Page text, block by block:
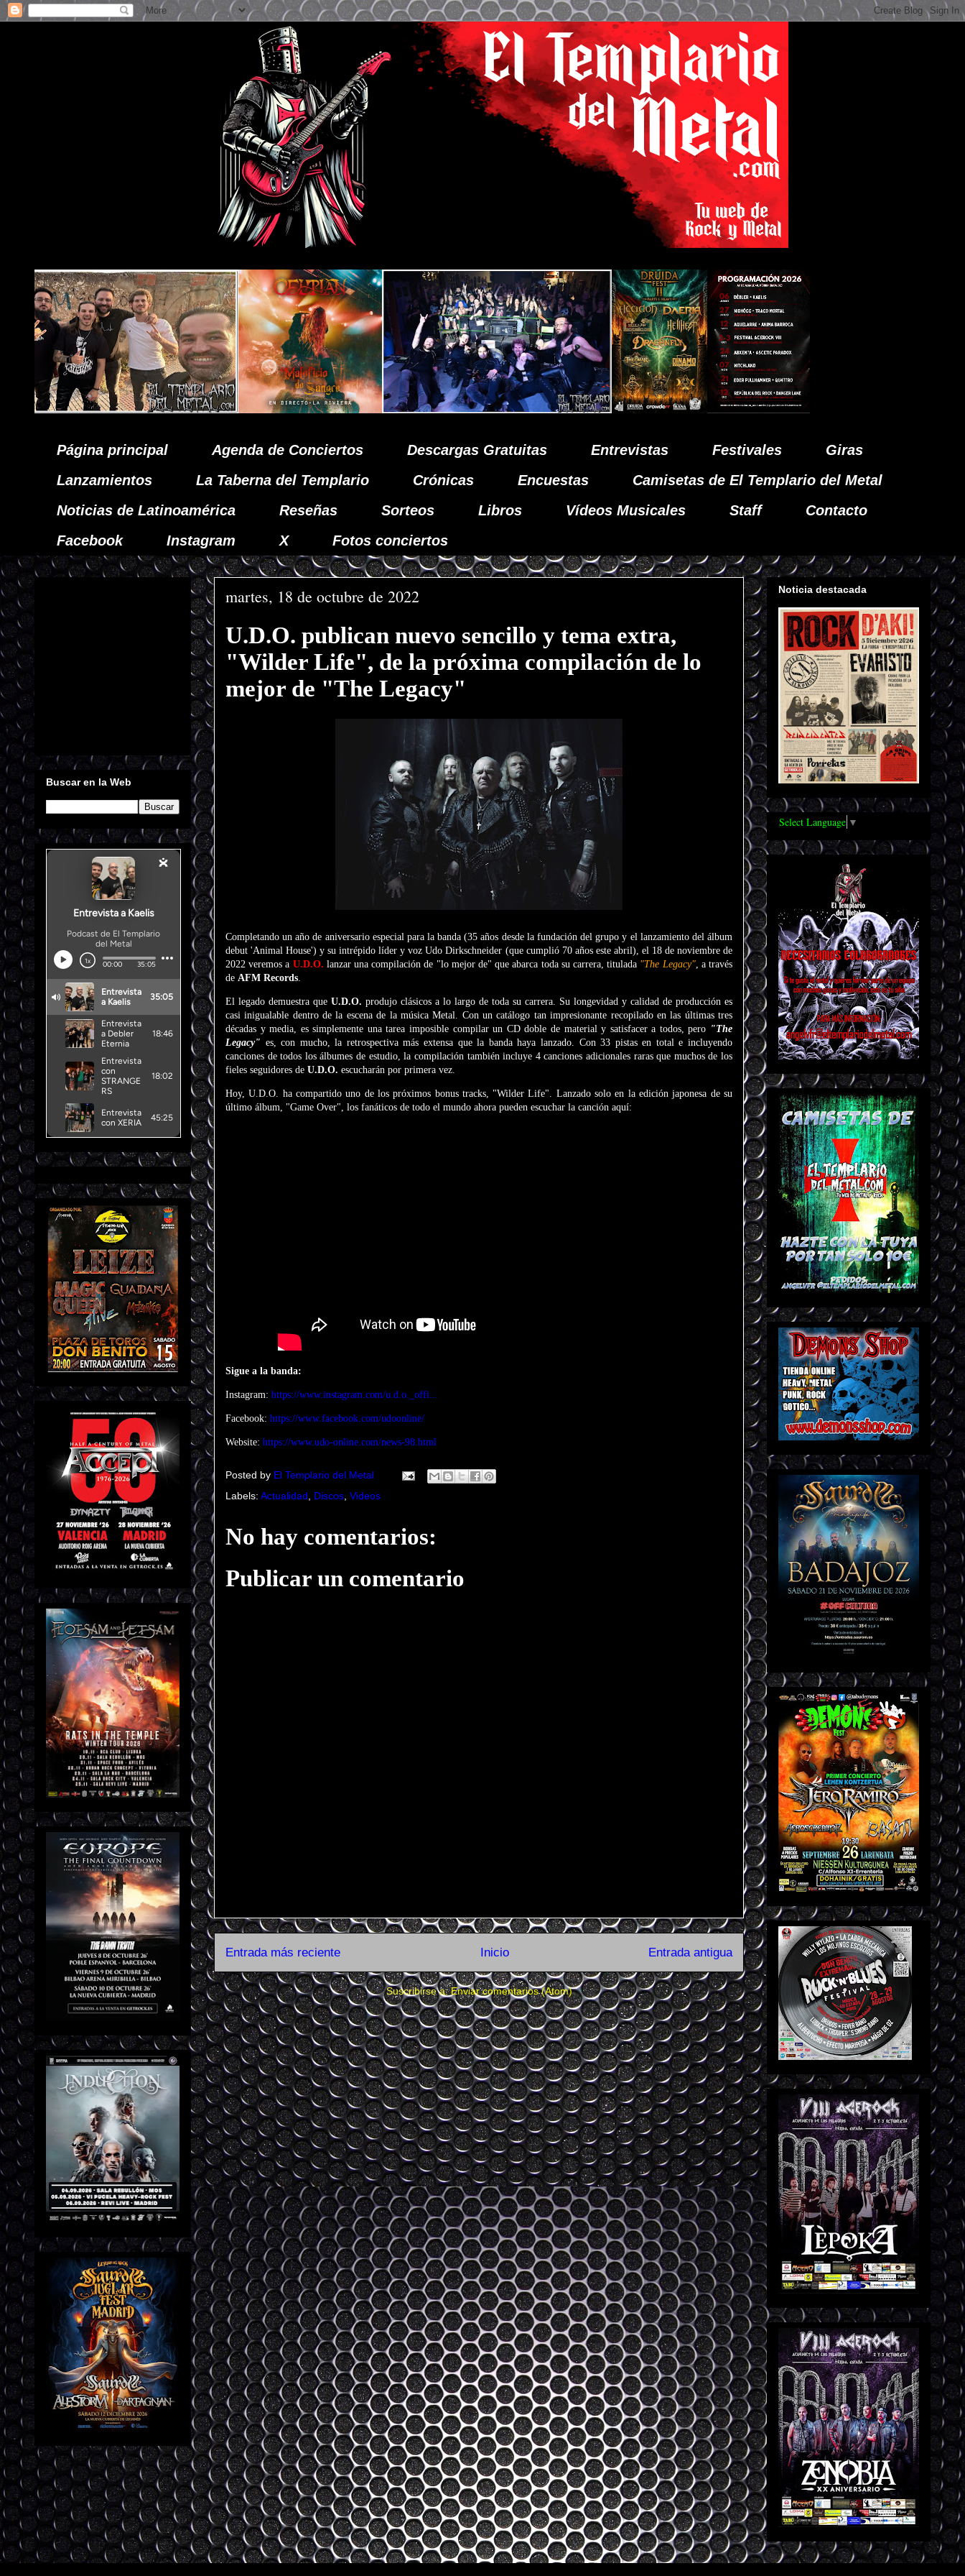
Página principal Agenda de Conciertos Descargas Gratuitas Entrevistas Festivales
Giras
Lanzamientos
La Taberna del Templario Crónicas Encuestas
Camisetas de El Templario del Metal
Noticias de Latinoamérica
Reseñas Sorteos Libros Vídeos Musicales Staff
Contacto
Facebook
Instagram X Fotos conciertos
martes, 18 de octubre de 2022
U.D.O. publican nuevo sencillo y tema extra,
"Wilder Life", de la próxima compilación de lo
mejor de "The Legacy"
Completando un año de aniversario especial para la banda (35 años desde la fundación del grupo y el lanzamiento del álbum
debut 'Animal House') y su intrépido líder y voz Udo Dirkschneider (que cumplió 70 años este abril), el 18 de noviembre de
2022 veremos a U.D.O. lanzar una compilación de "lo mejor de" que abarca toda su carrera, titulada "The Legacy", a través
de AFM Records.
El legado demuestra que U.D.O. produjo clásicos a lo largo de toda su carrera. Su longevidad y calidad de producción es
casi inigualable dentro de la escena de la música Metal. Con un catálogo tan impresionante recopilado en las últimas tres
décadas y media, es simplemente una tarea imposible compilar un CD doble de material y satisfacer a todos, pero "The
Legacy" es, con mucho, la retrospectiva más extensa que la banda haya lanzado. Con 33 pistas en total e incluyendo
canciones de todos los álbumes de estudio, la compilación también incluye 4 canciones adicionales raras que muchos de los
fieles seguidores de U.D.O. escucharán por primera vez.
Hoy, U.D.O. ha compartido uno de los próximos bonus tracks, "Wilder Life". Lanzado solo en la edición japonesa de su
último álbum, "Game Over", los fanáticos de todo el mundo ahora pueden escuchar la canción aquí:
Sigue a la banda:
Instagram: https://www.instagram.com/u.d.o._offi...
Facebook: https://www.facebook.com/udoonline/
Website: https://www.udo-online.com/news-98.html
Posted by El Templario del Metal
Labels: Actualidad Discos Videos
No hay comentarios:
Publicar un comentario
Entrada más reciente Entrada antigua
Inicio
Suscribirse a:Enviar comentarios (Atom)
Buscar en la Web
Noticia destacada
Select Language ▼